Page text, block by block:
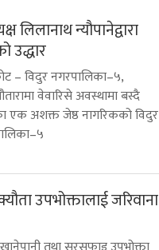
लिलानाथ न्यौपानेद्वारा
उद्धार
– विदुर नगरपालिका–५,
वेवारिसे अवस्थामा बस्दै
एक अशक्त जेष्ठ नागरिकको विदुर
उपभोक्तालाई जरिवाना